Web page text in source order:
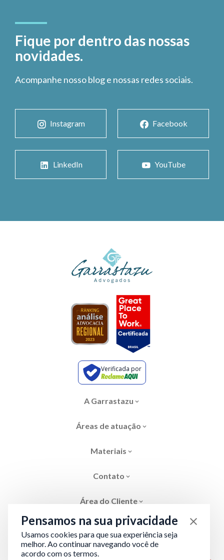
Fique por dentro das nossas
novidades.
Acompanhe nosso blog e nossas redes sociais.
Instagram Facebook
LinkedIn YouTube
Verificada por
A Garrastazu
Áreas de atuação
Materiais
Contato
Área do Cliente
Pensamos na sua privacidade
Usamos cookies para que sua experiência seja
melhor. Ao continuar navegando você de
acordo com os termos.